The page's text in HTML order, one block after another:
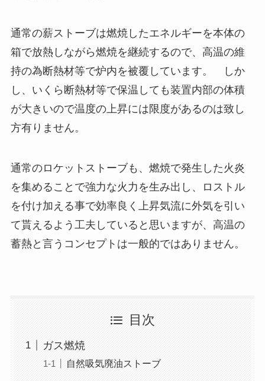
通常の薪ストーブは燃焼したエネルギーを本体の
箱で放熱しながら燃焼を継続するので、高温の維
持の為断熱材等で炉内を被覆しています。 しか
し、いくら断熱材等で保温しても装置内部の体積
が大きいので温度の上昇には限度があるのは致し
方有りません。
通常のロケットストーブも、燃焼で発生した火炎
を集めることで強力な火力を生み出し、ロストル
を付け加える事で効率良く上昇気流に外気を引い
て貰えるよう工夫していると思いますが、高温の
蓄熱と言うコンセプトは一般的ではありません。
目次
ガス燃焼
自然吸気廃油ストーブ